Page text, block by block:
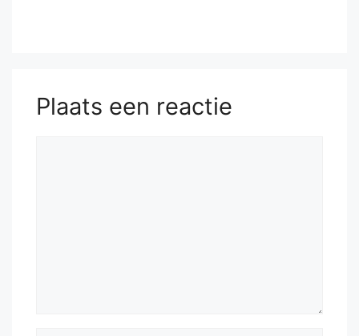
Plaats een reactie